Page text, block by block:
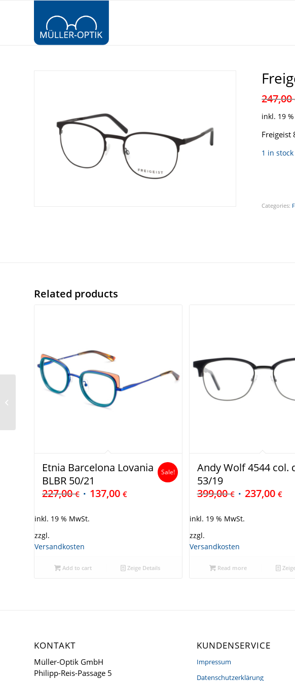
247,00
inkl. 19
Freigeist
1 in stock
Categories:
Related products
Etnia Barcelona Lovania
BLBR 50/21
227,00€ 137,00 €
Sale!
inkl. 19 % MwSt.
zzgl.
Versandkosten
Add to cart Zeige Details
Andy Wolf 4544 col.
53/19
399,00€ 237,00 €
inkl. 19 % MwSt.
zzgl.
Versandkosten
Read more
KONTAKT
Müller-Optik GmbH
Philipp-Reis-Passage 5
KUNDENSERVICE
Impressum
Datenschutzerklärung
Givenchy GV40004U